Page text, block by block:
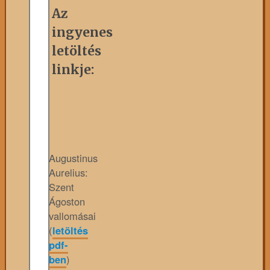
Az
ingyenes
letöltés
linkje:
Augustinus
Aurelius:
Szent
Ágoston
vallomásai
(letöltés
pdf-
ben)